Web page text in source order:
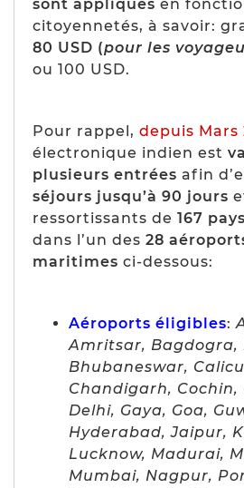
sont appliqués en
citoyennetés, à savoir:
80 USD (pour les
ou 100 USD.
Pour rappel, depuis Mars
électronique indien est
plusieurs entrées afin
séjours jusqu’à 90 jours
ressortissants de 167 pays
dans l’un des 28
maritimes ci-dessous:
Aéroports éligibles:
Amritsar, Bagdogra,
Bhubaneswar,
Chandigarh, Cochin,
Delhi, Gaya, Goa,
Hyderabad, Jaipur,
Lucknow, Madurai,
Mumbai, Nagpur,